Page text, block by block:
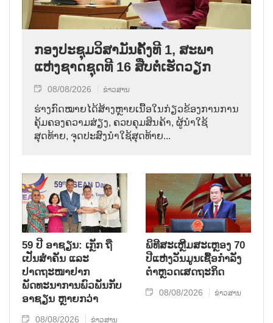
ກອງປະຊຸມວິສາມັນຄັ້ງທີ 1, ສະພາ
ແຫ່ງຊາດຊຸດທີ 16 ສືບຕໍ່ເຮັດວຽກ
08/08/2026 ຂ່າວສານ
ຮ່າງກົດໝາຍໄດ້ສ້າງຫຼາຍເນື້ອໃນກ່ຽວຂ້ອງການການ
ຄຸ້ມຄອງຄວາມສ່ຽງ, ຄວບຄຸມສິນຄ້າ, ຜູ້ນຳໃຊ້
ສຸດທ້າຍ, ຈຸດປະສົງນຳໃຊ້ສຸດທ້າຍ...
59 ປີ ອາຊຽນ: ເກຼັກ ຖື
ເປັນສຳຄັນ ແລະ
ປາດຖະໜາຢາກ
ພັດທະນາການພົວພັນກັບ
ອາຊຽນ ຫຼາຍກວ່າ
08/08/2026 ຂ່າວສານ
ພິທີສະເຫຼີມສະເຫຼອງ 70
ປີແຫ່ງວັນມູນເຊື້ອກຳລັງ
ຕຳຫຼວດເສດຖະກິດ
08/08/2026 ຂ່າວສານ